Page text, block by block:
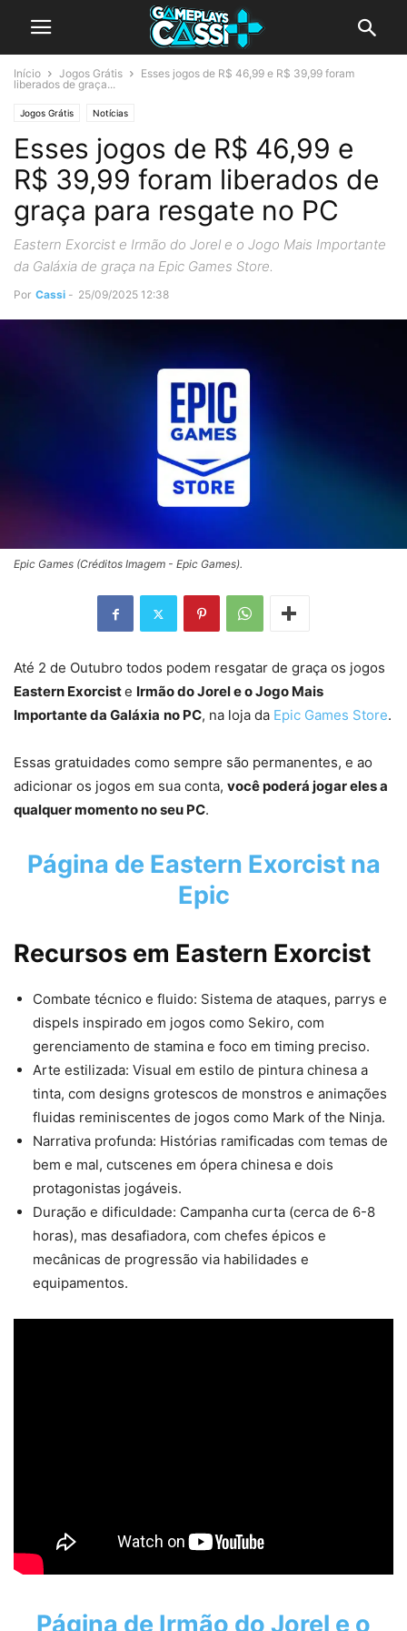
Início Jogos Grátis
Esses jogos de R$ 46,99 e R$ 39,99 foram
liberados de graça...
Jogos Grátis Notícias
Esses jogos de R$ 46,99 e
R$ 39,99 foram liberados de
graça para resgate no PC
Eastern Exorcist e Irmão do Jorel e o Jogo Mais Importante
da Galáxia de graça na Epic Games Store.
Por Cassi - 25/09/2025 12:38
Epic Games (Créditos Imagem - Epic Games).
Até 2 de Outubro todos podem resgatar de graça os jogos
Eastern Exorciste Irmão do Jorel e o Jogo Mais
Importante da Galáxia no PC, na loja da Epic Games Store.
Essas gratuidades como sempre são permanentes, e ao
adicionar os jogos em sua conta, você poderá jogar eles a
qualquer momento no seu PC.
Página de Eastern Exorcistna
Epic
Recursos em Eastern Exorcist
Combate técnico e fluido: Sistema de ataques, parrys e
dispels inspirado em jogos como Sekiro, com
gerenciamento de stamina e foco em timing preciso.
Arte estilizada: Visual em estilo de pintura chinesa a
tinta, com designs grotescos de monstros e animações
fluidas reminiscentes de jogos como Mark of the Ninja.
Narrativa profunda: Histórias ramificadas com temas de
bem e mal, cutscenes em ópera chinesa e dois
protagonistas jogáveis.
Duração e dificuldade: Campanha curta (cerca de 6-8
horas), mas desafiadora, com chefes épicos e
mecânicas de progressão via habilidades e
equipamentos.
Página de Irmão do Jorel e o